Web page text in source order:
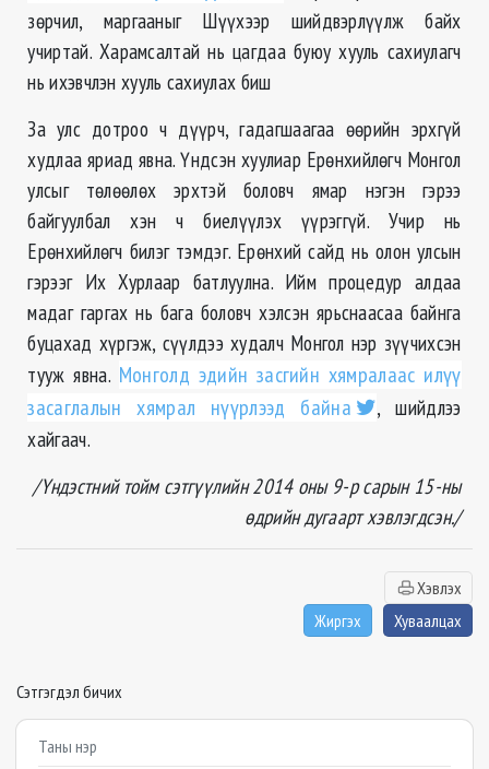
зөрчил, маргааныг Шүүхээр шийдвэрлүүлж байх
учиртай. Харамсалтай нь цагдаа буюу хууль сахиулагч
нь ихэвчлэн хууль сахиулах биш
За улс дотроо ч дүүрч,гадагшаагаа өөрийн эрхгүй
худлаа яриад явна. Үндсэн хуулиар Ерөнхийлөгч Монгол
улсыг төлөөлөх эрхтэй боловч ямар нэгэн гэрээ
байгуулбал хэн ч биелүүлэх үүрэггүй. Учир нь
Ерөнхийлөгч билэг тэмдэг. Ерөнхий сайд нь олон улсын
гэрээг Их Хурлаар батлуулна. Ийм процедур алдаа
мадаг гаргах нь бага боловч хэлсэн ярьснаасаа байнга
буцахад хүргэж, сүүлдээ худалч Монгол нэр зүүчихсэн
тууж явна. Монголд эдийн засгийн хямралаас илүү
засаглалын хямрал нүүрлээд байна
, шийдлээ
хайгаач.
/Үндэстний тойм сэтгүүлийн 2014 оны 9-р сарын 15-ны
өдрийн дугаарт хэвлэгдсэн./
Хэвлэх
Жиргэх
Хуваалцах
Сэтгэгдэл бичих